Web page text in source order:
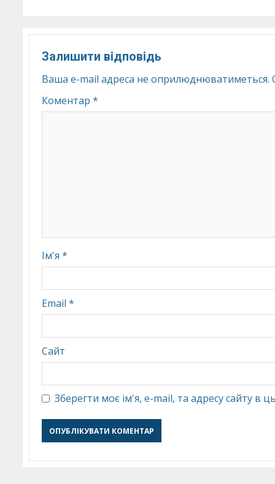
Залишити відповідь
Ваша e-mail адреса не оприлюднюватиметься.
Коментар *
Ім'я *
Email *
Сайт
Зберегти моє ім'я, e-mail, та адресу сайту в